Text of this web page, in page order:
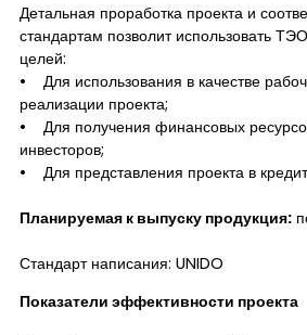
Детальная проработка проекта и
стандартам позволит использовать
целей:
• Для использования в качестве
реализации проекта;
• Для получения финансовых
инвесторов;
• Для представления проекта в
Планируемая к выпуску продукция:
Стандарт написания: UNIDO
Показатели эффективности проекта